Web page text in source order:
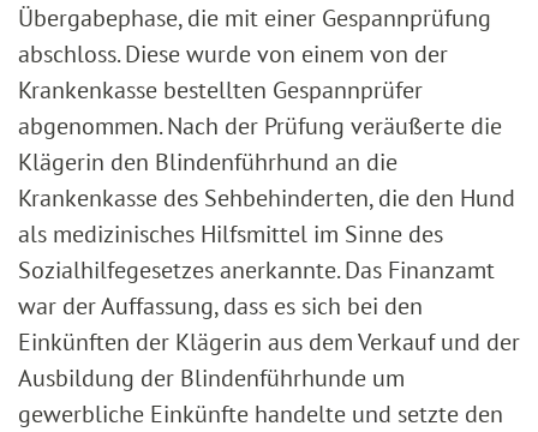
Übergabephase, die mit einer Gespannprüfung
abschloss. Diese wurde von einem von der
Krankenkasse bestellten Gespannprüfer
abgenommen. Nach der Prüfung veräußerte die
Klägerin den Blindenführhund an die
Krankenkasse des Sehbehinderten, die den Hund
als medizinisches Hilfsmittel im Sinne des
Sozialhilfegesetzes anerkannte. Das Finanzamt
war der Auffassung, dass es sich bei den
Einkünften der Klägerin aus dem Verkauf und der
Ausbildung der Blindenführhunde um
gewerbliche Einkünfte handelte und setzte den